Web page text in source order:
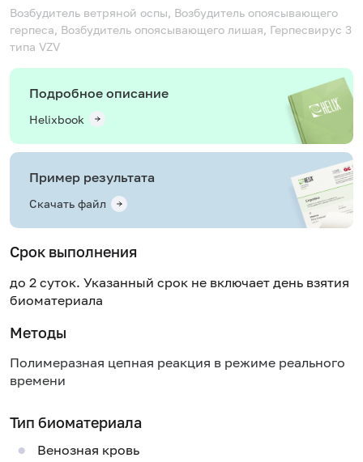
Возбудитель ветряной оспы, Возбудитель опоясывающего
герпеса, Возбудитель опоясывающего лишая, Герпесвирус 3
типа VZV
Подробное описание
Helixbook
Пример результата
Скачать файл
Срок выполнения
до 2 суток. Указанный срок не включает день взятия
биоматериала
Методы
Полимеразная цепная реакция в режиме реального
времени
Тип биоматериала
Венозная кровь